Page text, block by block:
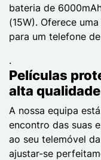
bateria de
(15W). Oferece
para um telefone
.
Películas
alta qualidade
A nossa equipa
encontro das suas
ao seu telemóvel
ajustar-se